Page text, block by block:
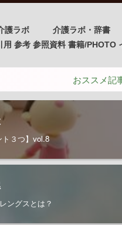
護ラボ 介護ラボ・辞書
用 参考 参照資料 書籍/
おススメ記事「【尊
ト３つ】vol.8
ングスとは？